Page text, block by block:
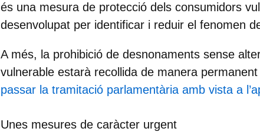
és una mesura de protecció dels consumidors
desenvolupat per identificar i reduir el fenomen
A més, la prohibició de desnonaments sense
vulnerable estarà recollida de manera
passar la tramitació parlamentària amb vista a
Unes mesures de caràcter urgent